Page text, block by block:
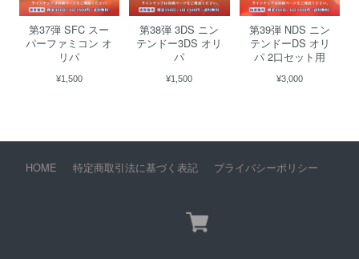
第37弾 SFC スー
パーファミコン オ
リパ
¥1,500
第38弾 3DS ニン
テンドー3DS オリ
パ
¥1,500
第39弾 NDS ニン
テンドーDS オリ
パ 2口セット用
¥3,000
HOME 特定商取引法に基づく表記 プライバシーポリシー